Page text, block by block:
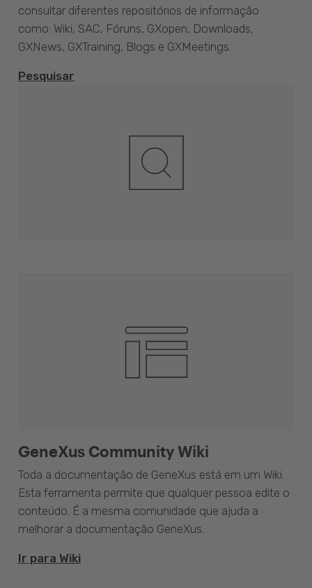
GeneXus Community Wiki
Toda a documentação de GeneXus está em um Wiki.
Esta ferramenta permite que qualquer pessoa edite o
conteúdo. É a mesma comunidade que ajuda a
melhorar a documentação GeneXus.
Ir para Wiki
consultar diferentes repositórios de informação
como: Wiki, SAC, Fóruns, GXopen, Downloads,
GXNews, GXTraining, Blogs e GXMeetings.
Pesquisar